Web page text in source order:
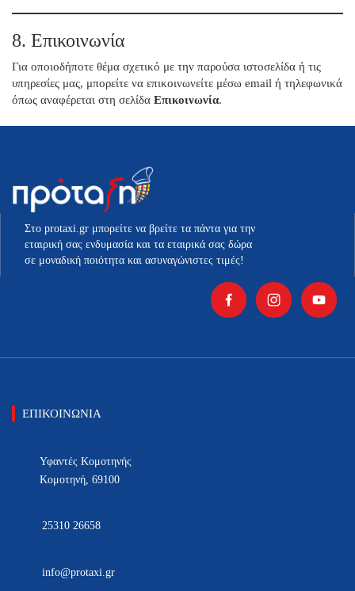
8. Επικοινωνία
Για οποιοδήποτε θέμα σχετικό με την παρούσα ιστοσελίδα ή τις
υπηρεσίες μας, μπορείτε να επικοινωνείτε μέσω email ή τηλεφωνικά
όπως αναφέρεται στη σελίδα Επικοινωνία.
Στο protaxi.gr μπορείτε να βρείτε τα πάντα για την
εταιρική σας ενδυμασία και τα εταιρικά σας δώρα
σε μοναδική ποιότητα και ασυναγώνιστες τιμές!
ΕΠΙΚΟΙΝΩΝΙΑ
Υφαντές Κομοτηνής
Κομοτηνή, 69100
25310 26658
info@protaxi.gr